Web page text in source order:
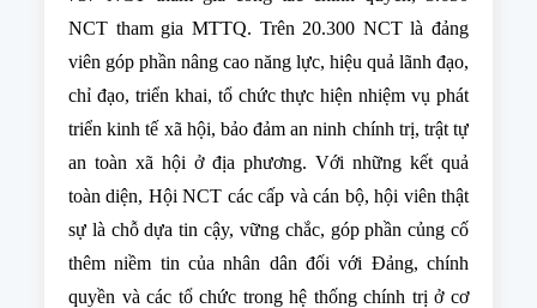
NCT tham gia MTTQ. Trên 20.300 NCT là đảng
viên góp phần nâng cao năng lực, hiệu quả lãnh đạo,
chỉ đạo, triển khai, tổ chức thực hiện nhiệm vụ phát
triển kinh tế xã hội, bảo đảm an ninh chính trị, trật tự
an toàn xã hội ở địa phương. Với những kết quả
toàn diện, Hội NCT các cấp và cán bộ, hội viên thật
sự là chỗ dựa tin cậy, vững chắc, góp phần củng cố
thêm niềm tin của nhân dân đối với Đảng, chính
quyền và các tổ chức trong hệ thống chính trị ở cơ